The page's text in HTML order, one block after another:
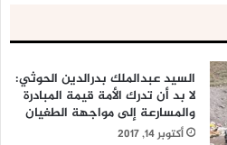
السيد عبدالملك بدرالدين الحوثي:
لا بد أن تدرك الأمة قيمة المبادرة
والمسارعة إلى مواجهة الطغيان
أكتوبر 14, 2017